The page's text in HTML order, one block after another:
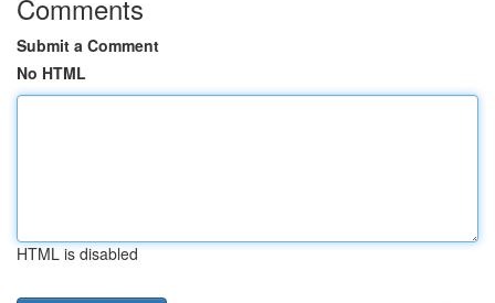
Comments
Submit a Comment
No HTML
HTML is disabled